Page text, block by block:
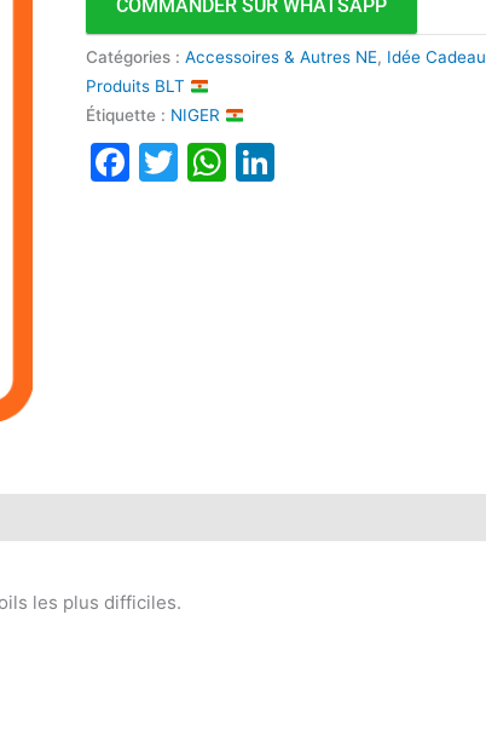
COMMANDER SUR WHATSAPP
Catégories :Accessoires & Autres NE, Idée Cadeau
Produits BLT
Étiquette : NIGER
Facebook
TwitterWhatsApp
les plus difficiles.